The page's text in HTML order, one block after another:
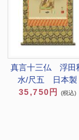
真言十三仏 浮田
水/尺五 日本製
35,750円
(税込)